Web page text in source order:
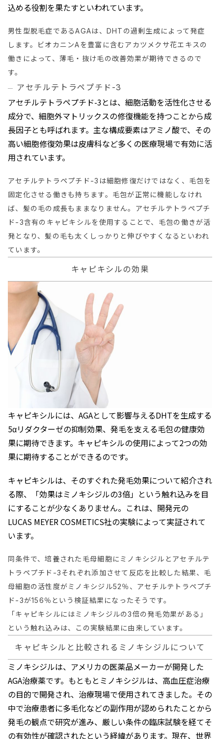
込める役割を果たすといわれています。
男性型脱毛症であるAGAは、DHTの過剰生成によって発症
します。ビオカニンAを豊富に含むアカツメクサ花エキスの
働きによって、薄毛・抜け毛の改善効果が期待できるので
す。
アセチルテトラペプチド-3
アセチルテトラペプチド-3とは、細胞活動を活性化させる
成分で、細胞外マトリックスの修復機能を持つことから成
長因子とも呼ばれます。主な構成要素はアミノ酸で、その
高い細胞修復効果は皮膚科など多くの医療現場で有効に活
用されています。
アセチルテトラペプチド-3は細胞修復だけではなく、毛包を
固定化させる働きも持ちます。毛包が正常に機能しなけれ
ば、髪の毛の成長もままなりません。アセチルテトラペプチ
ド-3含有のキャピキシルを使用することで、毛包の働きが活
発となり、髪の毛も太くしっかりと伸びやすくなるといわれ
ています。
キャピキシルの効果
キャピキシルには、AGAとして影響与えるDHTを生成する
5αリダクターゼの抑制効果、発毛を支える毛包の健康効
果に期待できます。キャピキシルの使用によって2つの効
果に期待することができるのです。
キャピキシルは、そのすぐれた発毛効果について紹介され
る際、「効果はミノキシジルの3倍」という触れ込みを目
にすることが少なくありません。これは、開発元の
LUCAS MEYER COSMETICS社の実験によって実証されて
います。
同条件で、培養された毛母細胞にミノキシジルとアセチルテ
トラペプチド-3それぞれ添加させて反応を比較した結果、毛
母細胞の活性度がミノキシジル52％、アセチルテトラペプチ
ド-3が156％という検証結果になったそうです。
「キャピキシルにはミノキシジルの3倍の発毛効果がある」
という触れ込みは、この実験結果に由来しています。
キャピキシルと比較されるミノキシジルについて
ミノキシジルは、アメリカの医薬品メーカーが開発した
AGA治療薬です。もともとミノキシジルは、高血圧症治療
の目的で開発され、治療現場で使用されてきました。その
中で治療患者に多毛化などの副作用が認められたことから
発毛の観点で研究が進み、厳しい条件の臨床試験を経てそ
の有効性が確認されたという経緯があります。現在、世界